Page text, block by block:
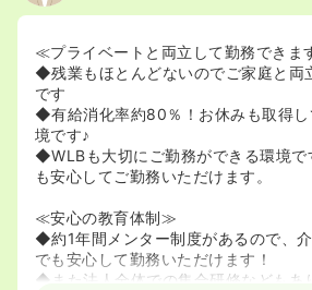
≪プライベートと両立して勤務できま
◆残業もほとんどないのでご家庭と両
です
◆有給消化率約80％！お休みも取得し
境です♪
◆WLBも大切にご勤務ができる環境で
も安心してご勤務いただけます。
≪安心の教育体制≫
◆約1年間メンター制度があるので、
でも安心して勤務いただけます！
◆また法人全体での集合研修などもあ